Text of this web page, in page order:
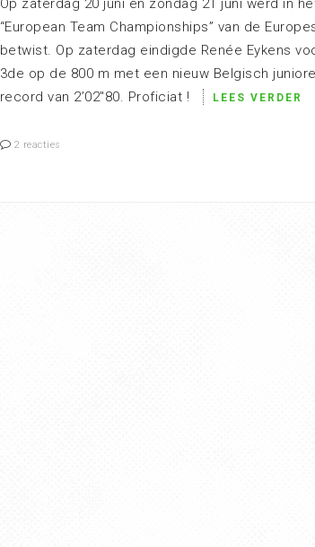
Op zaterdag 20 juni en zondag 21 juni werd in
“European Team Championships” van de
betwist. Op zaterdag eindigde Renée Eykens
3de op de 800 m met een nieuw Belgisch
record van 2’02″80. Proficiat !
LEES VERDER
2 reacties